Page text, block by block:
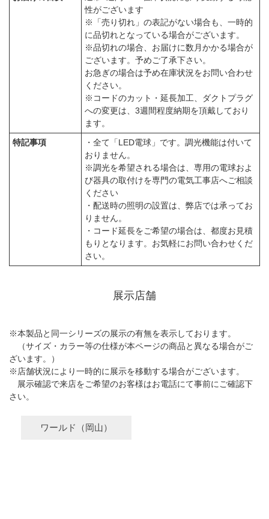
性がございます
※「売り切れ」の表記がない場合も、一時的
に品切れとなっている場合がございます。
※品切れの場合、お届けに数月かかる場合が
ございます。予めご了承下さい。
お急ぎの場合は予め在庫状況をお問い合わせ
ください。
※コードのカット・延長加工、ダクトプラグ
への変更は、3週間程度納期を頂戴しており
ます。
特記事項
・全て「LED電球」です。調光機能は付いて
おりません。
※調光を希望される場合は、専用の電球およ
び器具の取付けを専門の電気工事店へご相談
ください
・配送時の照明の設置は、弊店では承ってお
りません。
・コード延長をご希望の場合は、都度お見積
もりとなります。お気軽にお問い合わせくだ
さい。
展示店舗
※本製品と同一シリーズの展示の有無を表示しております。
（サイズ・カラー等の仕様が本ページの商品と異なる場合がご
ざいます。）
※店舗状況により一時的に展示を移動する場合がございます。
展示確認で来店をご希望のお客様はお電話にて事前にご確認下
さい。
ワールド（岡山）